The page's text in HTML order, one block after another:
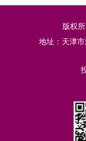
版权
地址：天津